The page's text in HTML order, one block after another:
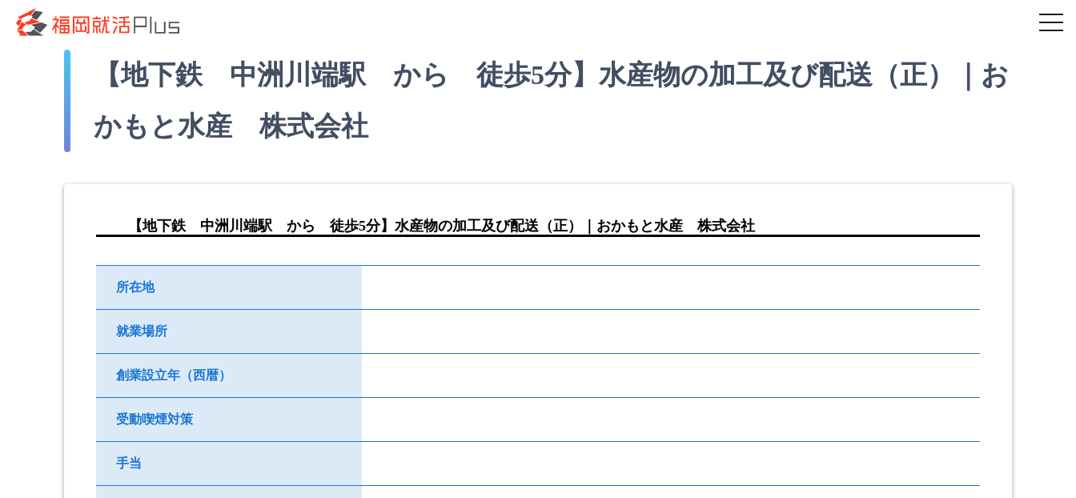
【地下鉄 中洲川端駅 から 徒歩5分】水産物の加工及び配送（正）｜お
かもと水産 株式会社
【地下鉄 中洲川端駅 から 徒歩5分】水産物の加工及び配送（正）｜おかもと水産 株式会社
所在地
就業場所
創業設立年（西暦）
受動喫煙対策
手当